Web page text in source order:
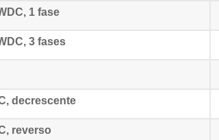
1 fase
3 fases
decrescente
reverso